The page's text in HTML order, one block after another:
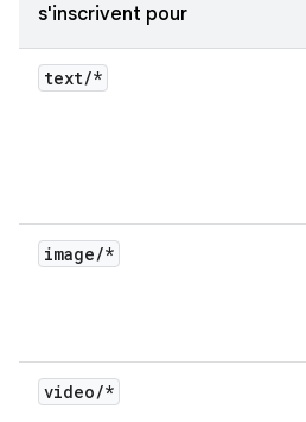
s'inscrivent pour
text/*
image/*
video/*